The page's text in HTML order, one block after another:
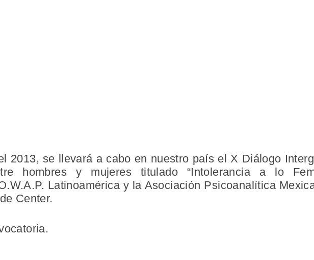
2013, se llevará a cabo en nuestro país el X Diálogo
hombres y mujeres titulado “Intolerancia a lo
Latinoamérica y la Asociación Psicoanalítica
Center.